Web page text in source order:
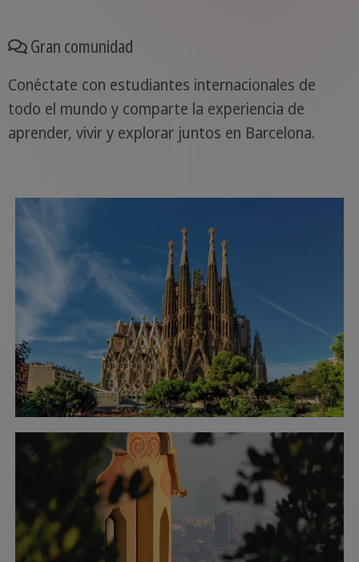
Gran comunidad
Conéctate con estudiantes internacionales de
todo el mundo y comparte la experiencia de
aprender, vivir y explorar juntos en Barcelona.